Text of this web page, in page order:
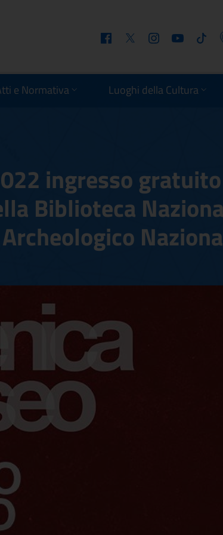
FacebookTwitter InstagramYoutube Tiktok
e Normativa Luoghi della Cultura
ingresso
Biblioteca
2022 ingresso